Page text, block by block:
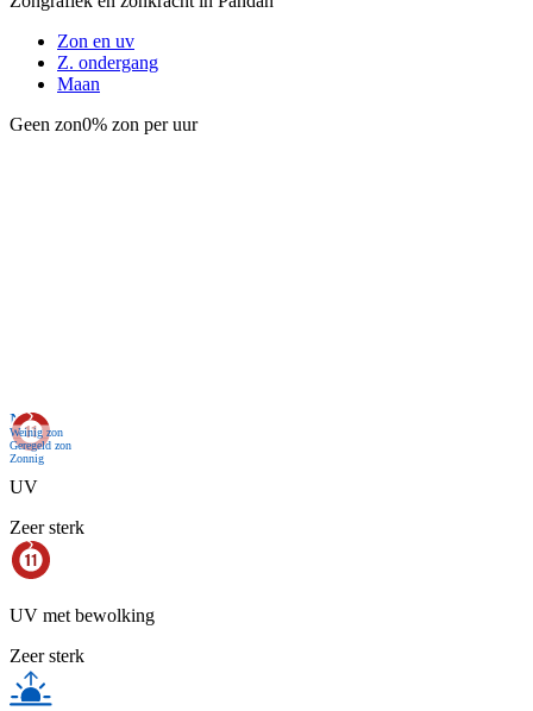
Zon en uv
Z. ondergang
Maan
Geen zon0% zon per uur
Nu
Weinig zon
Geregeld zon
Zonnig
UV
Zeer sterk
UV met bewolking
Zeer sterk